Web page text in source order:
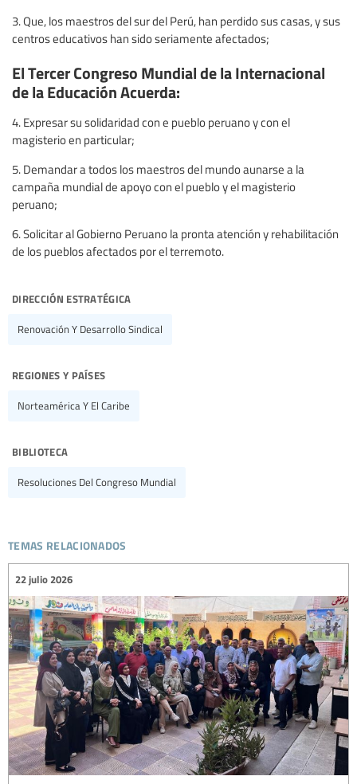
3. Que, los maestros del sur del Perú, han perdido sus casas, y sus
centros educativos han sido seriamente afectados;
El Tercer Congreso Mundial de la Internacional
de la Educación Acuerda:
4. Expresar su solidaridad con e pueblo peruano y con el
magisterio en particular;
5. Demandar a todos los maestros del mundo aunarse a la
campaña mundial de apoyo con el pueblo y el magisterio
peruano;
6. Solicitar al Gobierno Peruano la pronta atención y rehabilitación
de los pueblos afectados por el terremoto.
dirección estratégica
Renovación Y Desarrollo Sindical
regiones y países
Norteamérica Y El Caribe
biblioteca
Resoluciones Del Congreso Mundial
temas relacionados
22 julio 2026